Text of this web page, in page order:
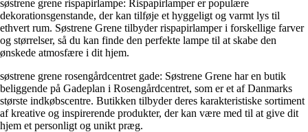
søstrene grene rispapirlampe: Rispapirlamper er populære
dekorationsgenstande, der kan tilføje et hyggeligt og varmt lys til
ethvert rum. Søstrene Grene tilbyder rispapirlamper i forskellige farver
og størrelser, så du kan finde den perfekte lampe til at skabe den
ønskede atmosfære i dit hjem.
søstrene grene rosengårdcentret gade: Søstrene Grene har en butik
beliggende på Gadeplan i Rosengårdcentret, som er et af Danmarks
største indkøbscentre. Butikken tilbyder deres karakteristiske sortiment
af kreative og inspirerende produkter, der kan være med til at give dit
hjem et personligt og unikt præg.